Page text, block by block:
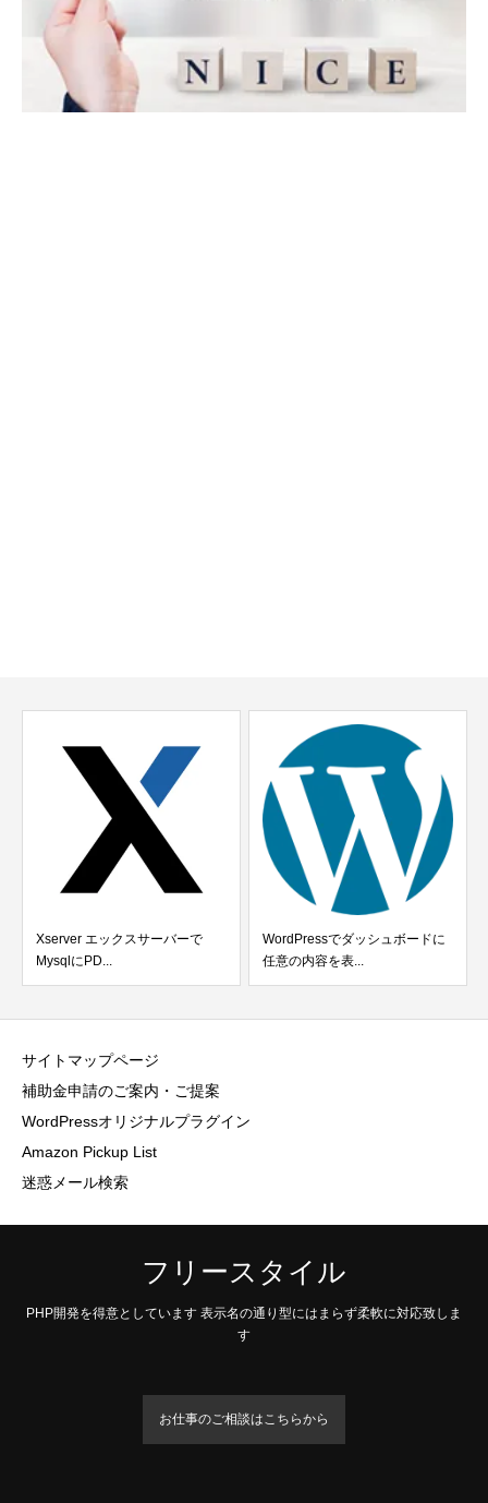
Xserver エックスサーバーで
MysqlにPD...
WordPressでダッシュボードに
任意の内容を表...
サイトマップページ
補助金申請のご案内・ご提案
WordPressオリジナルプラグイン
Amazon Pickup List
迷惑メール検索
フリースタイル
PHP開発を得意としています 表示名の通り型にはまらず柔軟に対応致しま
す
お仕事のご相談はこちらから